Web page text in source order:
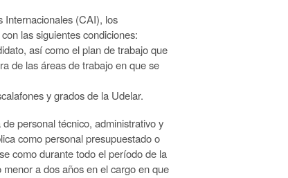
Internacionales (CAI), los
las siguientes condiciones:
así como el plan de trabajo que
de las áreas de trabajo en que se
y grados de la Udelar.
personal técnico, administrativo y
como personal presupuestado o
como durante todo el período de la
a dos años en el cargo en que